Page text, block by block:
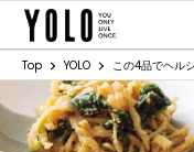
Top YOLO この4品でヘル